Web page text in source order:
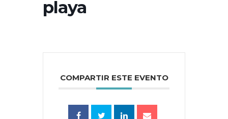
playa
COMPARTIR ESTE EVENTO